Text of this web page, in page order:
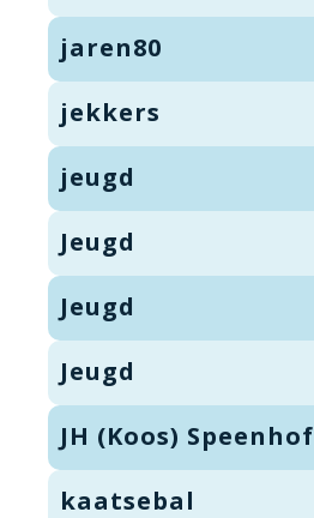
jaren80
jekkers
jeugd
Jeugd
Jeugd
Jeugd
JH (Koos) Speenhof
kaatsebal